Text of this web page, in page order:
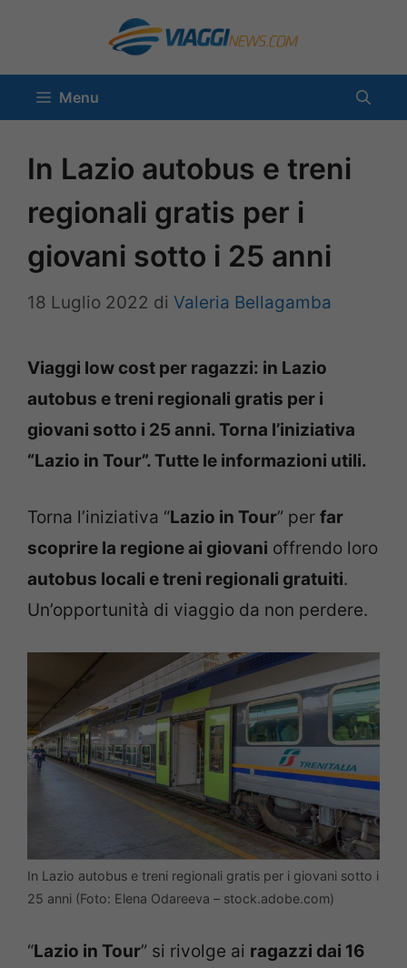
contenuto
Menu
In Lazio autobus e treni
regionali gratis per i
giovani sotto i 25 anni
18 Luglio 2022 di Valeria Bellagamba
Viaggi low cost per ragazzi: in Lazio
autobus e treni regionali gratis per i
giovani sotto i 25 anni. Torna l’iniziativa
“Lazio in Tour”. Tutte le informazioni utili.
Torna l’iniziativa “Lazio in Tour” per far
scoprire la regione ai giovani offrendo loro
autobus locali e treni regionali gratuiti.
Un’opportunità di viaggio da non perdere.
In Lazio autobus e treni regionali gratis per i giovani sotto i
25 anni (Foto: Elena Odareeva – stock.adobe.com)
“Lazio in Tour” si rivolge ai ragazzi dai 16